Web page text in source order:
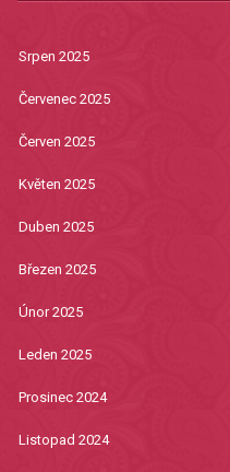
Srpen 2025
Červenec 2025
Červen 2025
Květen 2025
Duben 2025
Březen 2025
Únor 2025
Leden 2025
Prosinec 2024
Listopad 2024